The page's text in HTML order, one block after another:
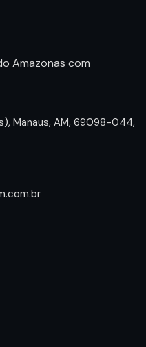
Amazonas com
Manaus, AM, 69098-044,